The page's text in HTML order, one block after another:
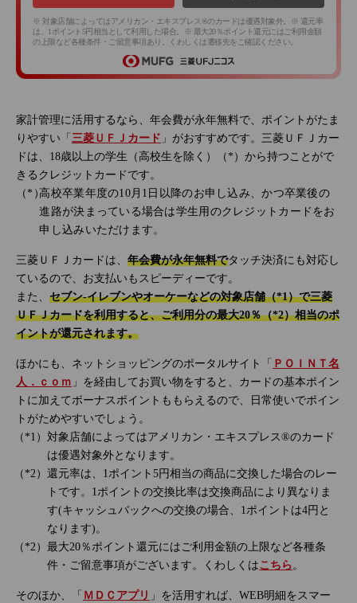
※ 対象店舗によってはアメリカン・エキスプレス®のカードは優遇対象外。※ 還元率
は、1ポイント5円相当として利用した場合。※ 最大20％ポイント還元にはご利用金額
の上限など各種条件・ご留意事項あり。くわしくは遷移先をご確認ください。
家計管理に活用するなら、年会費が永年無料で、ポイントがたま
りやすい「 三菱ＵＦＪカード 」がおすすめです。三菱ＵＦＪカー
ドは、18歳以上の学生（高校生を除く）（*）から持つことがで
きるクレジットカードです。
高校卒業年度の10月1日以降のお申し込み、かつ卒業後の
進路が決まっている場合は学生用のクレジットカードをお
申し込みいただけます。
三菱ＵＦＪカードは、 年会費が永年無料でタッチ決済にも対応し
ているので、お支払いもスピーディーです。
また、 セブン‐イレブンやオーケーなどの対象店舗（*1）で三菱
ＵＦＪカードを利用すると、ご利用分の最大20％（*2）相当のポ
イントが還元されます。
ほかにも、ネットショッピングのポータルサイト「
ＰＯＩＮＴ名
人．ｃｏｍ 」を経由してお買い物をすると、カードの基本ポイン
トに加えてボーナスポイントももらえるので、日常使いでポイン
トがためやすいでしょう。
対象店舗によってはアメリカン・エキスプレス®のカード
は優遇対象外となります。
還元率は、1ポイント5円相当の商品に交換した場合のレー
トです。1ポイントの交換比率は交換商品により異なりま
す(キャッシュバックへの交換の場合、1ポイントは4円と
なります)。
最大20％ポイント還元にはご利用金額の上限など各種条
件・ご留意事項がございます。くわしくはこちら。
そのほか、「 ＭＤＣアプリ 」を活用すれば、WEB明細をスマー